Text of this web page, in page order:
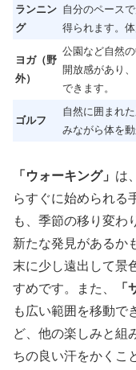
ランニン
グ
自分のペース
得られます。
ヨガ（野
外）
公園など自然
開放感があり
できます。
ゴルフ
自然に囲まれ
みながら体を動
「ウォーキング」 は
らすぐに始められる
も、季節の移り変わ
新たな発見があるか
末に少し遠出して景
すめです。また、
「
も広い範囲を移動で
ど、他の楽しみと組
ちの良い汗をかくこ